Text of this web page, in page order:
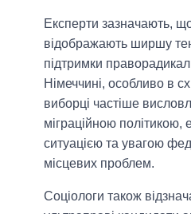
Експерти зазначають, що
відображають ширшу
підтримки
Німеччині, особливо в
виборці частіше
міграційною політикою,
ситуацією та увагою
місцевих проблем.
Соціологи також